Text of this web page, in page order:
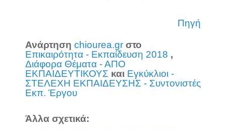
Πηγή
Ανάρτηση chiourea.gr στο
Επικαιρότητα - Εκπαίδευση 2018 ,
Διάφορα Θέματα - ΑΠΟ
ΕΚΠΑΙΔΕΥΤΙΚΟΥΣ και Εγκύκλιοι -
ΣΤΕΛΕΧΗ ΕΚΠΑΙΔΕΥΣΗΣ - Συντονιστές
Εκπ. Έργου
Άλλα σχετικά: